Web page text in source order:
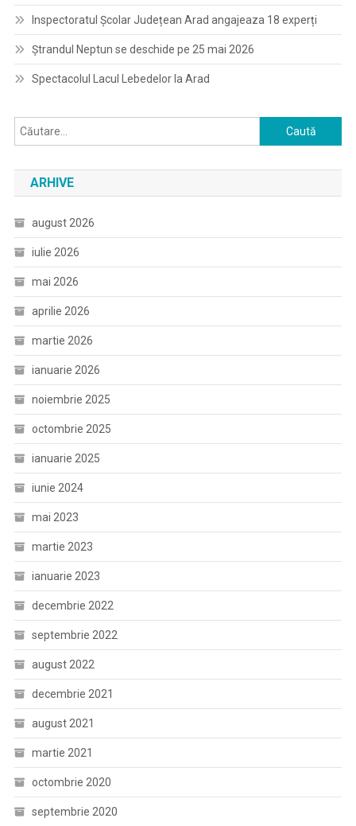
Inspectoratul Școlar Județean Arad angajeaza 18 experți
Ștrandul Neptun se deschide pe 25 mai 2026
Spectacolul Lacul Lebedelor la Arad
Caută
după:
ARHIVE
august 2026
iulie 2026
mai 2026
aprilie 2026
martie 2026
ianuarie 2026
noiembrie 2025
octombrie 2025
ianuarie 2025
iunie 2024
mai 2023
martie 2023
ianuarie 2023
decembrie 2022
septembrie 2022
august 2022
decembrie 2021
august 2021
martie 2021
octombrie 2020
septembrie 2020